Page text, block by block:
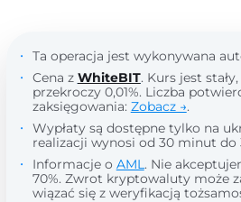
Ta operacja jest wykonywana
Cena z WhiteBIT. Kurs jest
przekroczy 0,01%. Liczba
zaksięgowania: Zobacz →.
Wypłaty są dostępne tylko na
realizacji wynosi od 30 minut do
Informacje o AML. Nie
70%. Zwrot kryptowaluty może
wiązać się z weryfikacją